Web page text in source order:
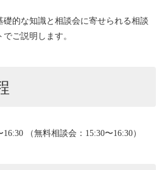
的な知識と相談会に寄せられる相談
ご説明します。
（無料相談会：15:30〜16:30）